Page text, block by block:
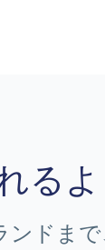
る
ドま